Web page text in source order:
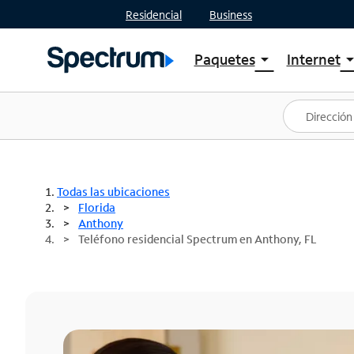
Residencial Business
Paquetesarrow_drop_down
Ver paquetes
Spectrum One
Mejores ofertas
Internetarrow_drop_down
Planes
Todas las ubicaciones
Florida
Anthony
Teléfono residencial Spectrum en Anthony, FL